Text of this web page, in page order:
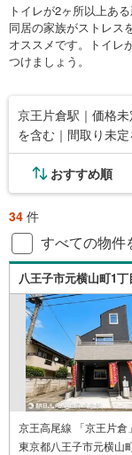
トイレが2ヶ所以上あ
同居の家族がストレス
オススメです。トイレ
つけましょう。
京王片倉駅｜価格
を含む｜間取り未
おすすめ順
34 件
すべての物件
八王子市元横山町1丁
京王高尾線 「京王片倉
東京都八王子市元横山